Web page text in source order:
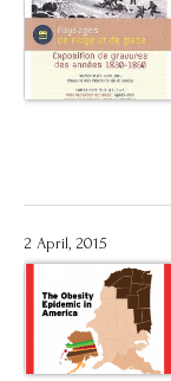
2 April, 2015